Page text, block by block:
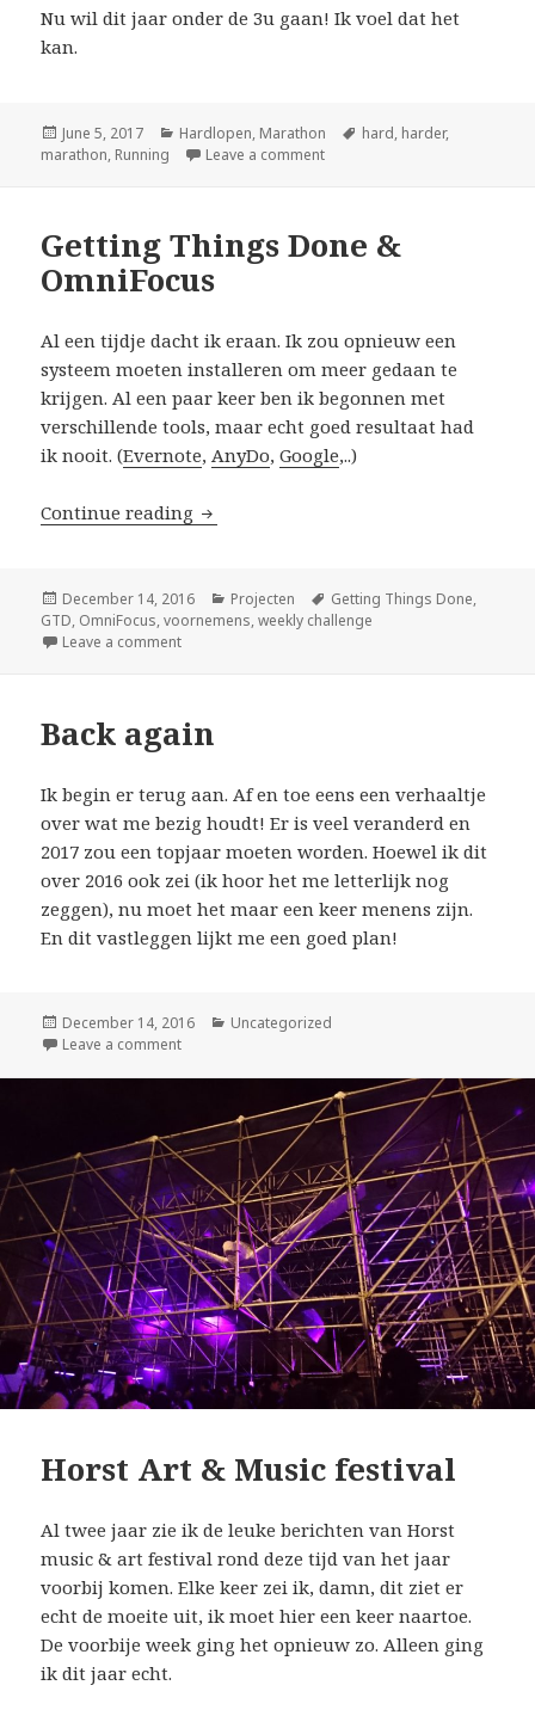
Nu wil dit jaar onder de 3u gaan! Ik voel dat het
kan.
Posted
on
June 5, 2017 Categories
Hardlopen, Marathon Tags
hard, harder,
marathon, Running Leave a comment
Getting Things Done &
OmniFocus
Al een tijdje dacht ik eraan. Ik zou opnieuw een
systeem moeten installeren om meer gedaan te
krijgen. Al een paar keer ben ik begonnen met
verschillende tools, maar echt goed resultaat had
ik nooit. (Evernote,AnyDo,Google,..)
Continue reading Getting Things Done & OmniFocus
Posted
on
December 14, 2016 Categories
Projecten Tags
Getting Things Done,
GTD, OmniFocus,voornemens,weekly challenge
Leave a comment
Back again
Ik begin er terug aan. Af en toe eens een verhaaltje
over wat me bezig houdt! Er is veel veranderd en
2017 zou een topjaar moeten worden. Hoewel ik dit
over 2016 ook zei (ik hoor het me letterlijk nog
zeggen), nu moet het maar een keer menens zijn.
En dit vastleggen lijkt me een goed plan!
Posted
on
December 14, 2016 Categories
Uncategorized
Leave a comment
Horst Art & Music festival
Al twee jaar zie ik de leuke berichten van Horst
music & art festival rond deze tijd van het jaar
voorbij komen. Elke keer zei ik, damn, dit ziet er
echt de moeite uit, ik moet hier een keer naartoe.
De voorbije week ging het opnieuw zo. Alleen ging
ik dit jaar echt.